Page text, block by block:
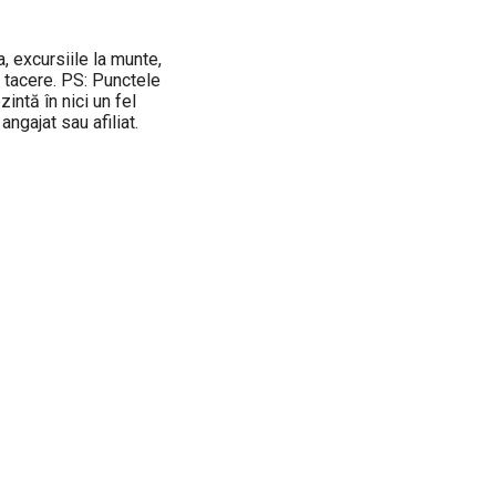
excursiile la munte,
PS: Punctele
în nici un fel
sau afiliat.